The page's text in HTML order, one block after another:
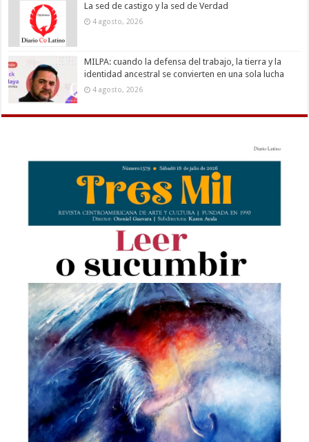
La sed de castigo y la sed de Verdad
4 agosto, 2026
MILPA: cuando la defensa del trabajo, la tierra y la
identidad ancestral se convierten en una sola lucha
4 agosto, 2026